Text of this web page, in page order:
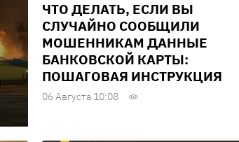
ЧТО ДЕЛАТЬ, ЕСЛИ ВЫ
СЛУЧАЙНО СООБЩИЛИ
МОШЕННИКАМ ДАННЫЕ
БАНКОВСКОЙ КАРТЫ:
ПОШАГОВАЯ ИНСТРУКЦИЯ
06 Августа 10:08